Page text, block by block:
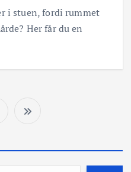
i stuen, fordi rummet
Her får du en